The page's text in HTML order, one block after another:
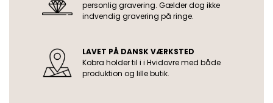
personlig gravering. Gælder dog ikke
indvendig gravering på ringe.
LAVET PÅ DANSK VÆRKSTED
Kobra holder til i i Hvidovre med både
produktion og lille butik.